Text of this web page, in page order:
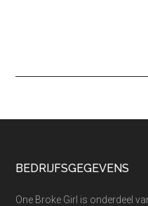
Footer
BEDRIJFSGEGEVENS
One Broke Girl is onderdeel